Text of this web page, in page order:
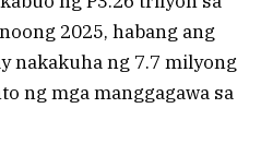
2025, habang ang
nakakuha ng 7.7 milyong
ng mga manggagawa sa